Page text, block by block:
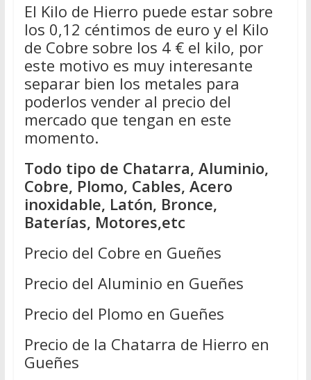
El Kilo de Hierro puede estar sobre
los 0,12 céntimos de euro y el Kilo
de Cobre sobre los 4 € el kilo, por
este motivo es muy interesante
separar bien los metales para
poderlos vender al precio del
mercado que tengan en este
momento.
Todo tipo de Chatarra, Aluminio,
Cobre, Plomo, Cables, Acero
inoxidable, Latón, Bronce,
Baterías, Motores,etc
Precio del Cobre en Gueñes
Precio del Aluminio en Gueñes
Precio del Plomo en Gueñes
Precio de la Chatarra de Hierro en
Gueñes